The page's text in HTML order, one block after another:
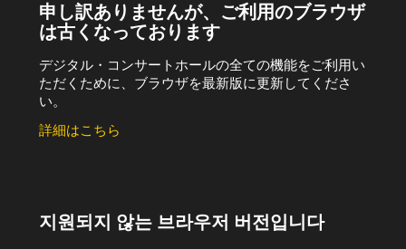
申し訳ありませんが、ご利用のブラウザ
は古くなっております
デジタル・コンサートホールの全ての機能をご利用い
ただくために、ブラウザを最新版に更新してくださ
い。
詳細はこちら
지원되지 않는 브라우저 버전입니다